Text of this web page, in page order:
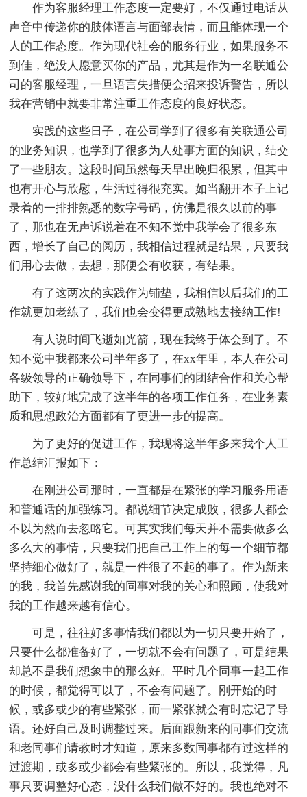
作为客服经理工作态度一定要好，不仅通过电话从
声音中传递你的肢体语言与面部表情，而且能体现一个
人的工作态度。作为现代社会的服务行业，如果服务不
到佳，绝没人愿意买你的产品，尤其是作为一名联通公
司的客服经理，一旦语言失措便会招来投诉警告，所以
我在营销中就要非常注重工作态度的良好状态。
实践的这些日子，在公司学到了很多有关联通公司
的业务知识，也学到了很多为人处事方面的知识，结交
了一些朋友。这段时间虽然每天早出晚归很累，但其中
也有开心与欣慰，生活过得很充实。如当翻开本子上记
录着的一排排熟悉的数字号码，仿佛是很久以前的事
了，那也在无声诉说着在不知不觉中我学会了很多东
西，增长了自己的阅历，我相信过程就是结果，只要我
们用心去做，去想，那便会有收获，有结果。
有了这两次的实践作为铺垫，我相信以后我们的工
作就更加老练了，我们也会变得更成熟地去接纳工作!
有人说时间飞逝如光箭，现在我终于体会到了。不
知不觉中我都来公司半年多了，在xx年里，本人在公司
各级领导的正确领导下，在同事们的团结合作和关心帮
助下，较好地完成了这半年的各项工作任务，在业务素
质和思想政治方面都有了更进一步的提高。
为了更好的促进工作，我现将这半年多来我个人工
作总结汇报如下：
在刚进公司那时，一直都是在紧张的学习服务用语
和普通话的加强练习。都说细节决定成败，很多人都会
不以为然而去忽略它。可其实我们每天并不需要做多么
多么大的事情，只要我们把自己工作上的每一个细节都
坚持细心做好了，就是一件很了不起的事了。作为新来
的我，我首先感谢我的同事对我的关心和照顾，使我对
我的工作越来越有信心。
可是，往往好多事情我们都以为一切只要开始了，
只要什么都准备好了，一切就不会有问题了，可是结果
却总不是我们想象中的那么好。平时几个同事一起工作
的时候，都觉得可以了，不会有问题了。刚开始的时
候，或多或少的有些紧张，而一紧张就会有时忘记了导
语。还好自己及时调整过来。后面跟新来的同事们交流
和老同事们请教时才知道，原来多数同事都有过这样的
过渡期，或多或少都会有些紧张的。所以，我觉得，凡
事只要调整好心态，没什么我们做不好的。我也绝对不